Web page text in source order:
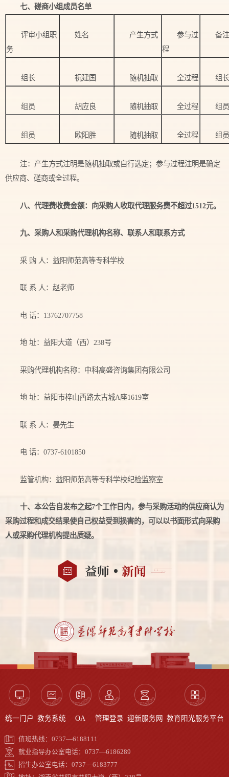
七、磋商小组成员名单
评审小组职
务
姓名 产生方式
参与过
程
备注
组长 祝建国 随机抽取 全过程 组长
组员 胡应良 随机抽取 全过程 组员
组员 欧阳胜 随机抽取 全过程 组员
注：产生方式注明是随机抽取或自行选定；参与过程注明是确定
供应商、磋商或全过程。
八、代理费收费金额：向采购人收取代理服务费不超过1512元。
九、采购人和采购代理机构名称、联系人和联系方式
采 购 人：益阳师范高等专科学校
联 系 人：赵老师
电 话：13762707758
地 址：益阳大道（西）238号
采购代理机构名称：中科高盛咨询集团有限公司
地 址：益阳市梓山西路太古城A座1619室
联 系 人：晏先生
电 话：0737-6101850
监管机构：益阳师范高等专科学校纪检监察室
十、本公告自发布之起7个工作日内，参与采购活动的供应商认为
采购过程和成交结果使自己权益受到损害的，可以以书面形式向采购
人或采购代理机构提出质疑。
益师 新闻
统一门户 教务系统 OA 管理登录 迎新服务网 教育阳光服务平台
值班热线：0737—6188111
就业指导办公室电话：0737—6186289
招生办公室电话：0737—6183777